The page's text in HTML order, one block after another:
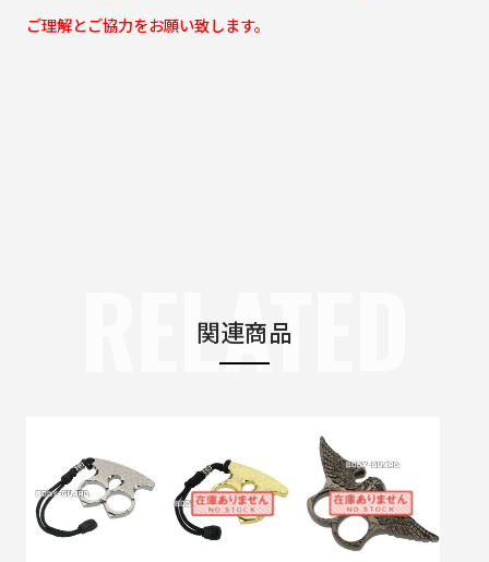
ご理解とご協力をお願い致します。
関連商品
RELATED